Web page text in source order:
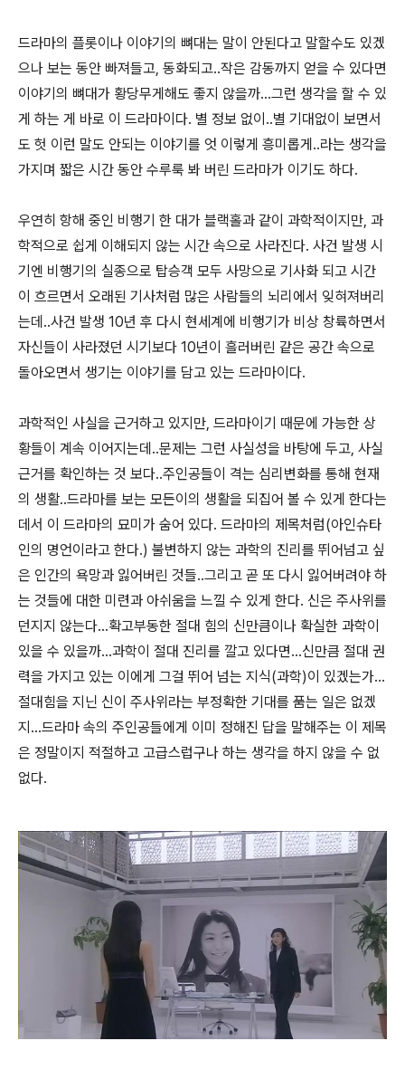
드라마의 플롯이나 이야기의 뼈대는 말이 안된다고 말할수도 있겠
으나 보는 동안 빠져들고, 동화되고..작은 감동까지 얻을 수 있다면
이야기의 뼈대가 황당무게해도 좋지 않을까...그런 생각을 할 수 있
게 하는 게 바로 이 드라마이다. 별 정보 없이..별 기대없이 보면서
도 헛 이런 말도 안되는 이야기를 엇 이렇게 흥미롭게..라는 생각을
가지며 짧은 시간 동안 수루룩 봐 버린 드라마가 이기도 하다.
우연히 항해 중인 비행기 한 대가 블랙홀과 같이 과학적이지만, 과
학적으로 쉽게 이해되지 않는 시간 속으로 사라진다. 사건 발생 시
기엔 비행기의 실종으로 탑승객 모두 사망으로 기사화 되고 시간
이 흐르면서 오래된 기사처럼 많은 사람들의 뇌리에서 잊혀져버리
는데..사건 발생 10년 후 다시 현세계에 비행기가 비상 창륙하면서
자신들이 사라졌던 시기보다 10년이 흘러버린 같은 공간 속으로
돌아오면서 생기는 이야기를 담고 있는 드라마이다.
과학적인 사실을 근거하고 있지만, 드라마이기 때문에 가능한 상
황들이 계속 이어지는데..문제는 그런 사실성을 바탕에 두고, 사실
근거를 확인하는 것 보다..주인공들이 격는 심리변화를 통해 현재
의 생활..드라마를 보는 모든이의 생활을 되집어 볼 수 있게 한다는
데서 이 드라마의 묘미가 숨어 있다. 드라마의 제목처럼(아인슈타
인의 명언이라고 한다.) 불변하지 않는 과학의 진리를 뛰어넘고 싶
은 인간의 욕망과 잃어버린 것들..그리고 곧 또 다시 잃어버려야 하
는 것들에 대한 미련과 아쉬움을 느낄 수 있게 한다. 신은 주사위를
던지지 않는다...확고부동한 절대 힘의 신만큼이나 확실한 과학이
있을 수 있을까...과학이 절대 진리를 깔고 있다면...신만큼 절대 권
력을 가지고 있는 이에게 그걸 뛰어 넘는 지식(과학)이 있겠는가...
절대힘을 지닌 신이 주사위라는 부정확한 기대를 품는 일은 없겠
지...드라마 속의 주인공들에게 이미 정해진 답을 말해주는 이 제목
은 정말이지 적절하고 고급스럽구나 하는 생각을 하지 않을 수 없
없다.